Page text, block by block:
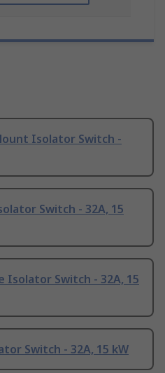
Isolator Switch -
Switch - 32A, 15
Isolator Switch - 32A, 15
Switch - 32A, 15 kW